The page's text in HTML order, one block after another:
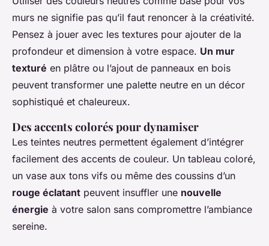
murs ne signifie pas qu’il faut renoncer à la créativité.
Pensez à jouer avec les textures pour ajouter de la
profondeur et dimension à votre espace. Un mur
texturé en plâtre ou l’ajout de panneaux en bois
peuvent transformer une palette neutre en un décor
sophistiqué et chaleureux.
Des accents colorés pour dynamiser
Les teintes neutres permettent également d’intégrer
facilement des accents de couleur. Un tableau coloré,
un vase aux tons vifs ou même des coussins d’un
rouge éclatant peuvent insuffler une nouvelle
énergie à votre salon sans compromettre l’ambiance
sereine.